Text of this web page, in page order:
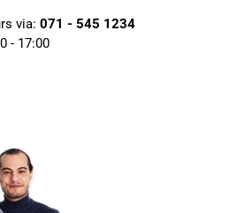
via: 071 - 545 1234
- 17:00